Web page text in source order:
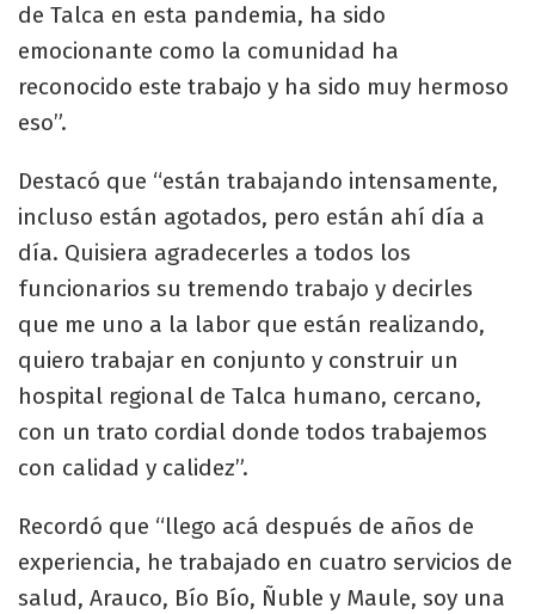
de Talca en esta pandemia, ha sido
emocionante como la comunidad ha
reconocido este trabajo y ha sido muy hermoso
eso”.
Destacó que “están trabajando intensamente,
incluso están agotados, pero están ahí día a
día. Quisiera agradecerles a todos los
funcionarios su tremendo trabajo y decirles
que me uno a la labor que están realizando,
quiero trabajar en conjunto y construir un
hospital regional de Talca humano, cercano,
con un trato cordial donde todos trabajemos
con calidad y calidez”.
Recordó que “llego acá después de años de
experiencia, he trabajado en cuatro servicios de
salud, Arauco, Bío Bío, Ñuble y Maule, soy una